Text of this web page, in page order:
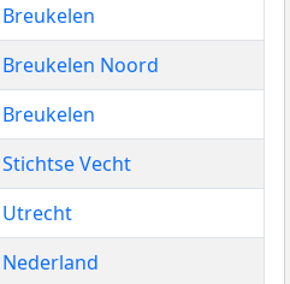
Breukelen
Breukelen Noord
Breukelen
Stichtse Vecht
Utrecht
Nederland